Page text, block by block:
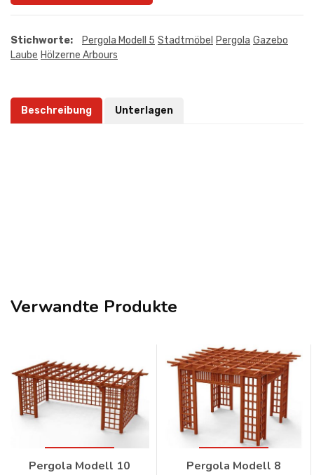
Stichworte: Pergola Modell 5 Stadtmöbel Pergola Gazebo
Laube Hölzerne Arbours
Beschreibung Unterlagen
Verwandte Produkte
Pergola Modell 10 Pergola Modell 8